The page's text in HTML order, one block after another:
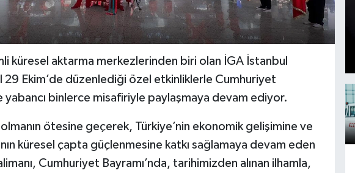
küresel aktarma merkezlerinden biri olan İGA İstanbul
29 Ekim’de düzenlediği özel etkinliklerle Cumhuriyet
yabancı binlerce misafiriyle paylaşmaya devam ediyor.
olmanın ötesine geçerek, Türkiye’nin ekonomik gelişimine ve
küresel çapta güçlenmesine katkı sağlamaya devam eden
Cumhuriyet Bayramı’nda, tarihimizden alınan ilhamla,